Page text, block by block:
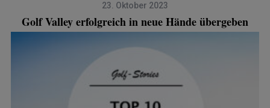
23. Oktober 2023
Golf Valley erfolgreich in neue Hände übergeben